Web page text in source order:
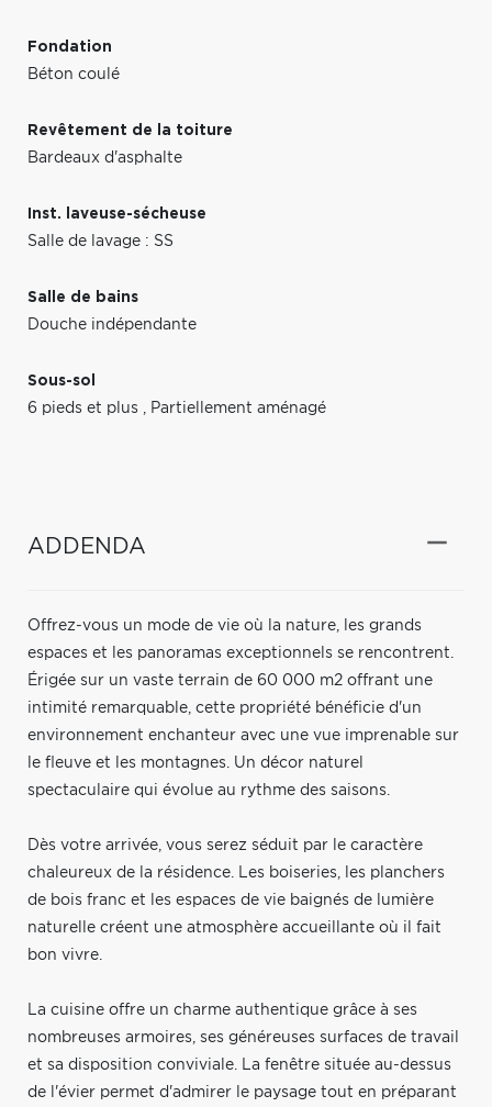
Fondation
Béton coulé
Revêtement de la toiture
Bardeaux d'asphalte
Inst. laveuse-sécheuse
Salle de lavage : SS
Salle de bains
Douche indépendante
Sous-sol
6 pieds et plus , Partiellement aménagé
ADDENDA
Offrez-vous un mode de vie où la nature, les grands
espaces et les panoramas exceptionnels se rencontrent.
Érigée sur un vaste terrain de 60 000 m2 offrant une
intimité remarquable, cette propriété bénéficie d'un
environnement enchanteur avec une vue imprenable sur
le fleuve et les montagnes. Un décor naturel
spectaculaire qui évolue au rythme des saisons.
Dès votre arrivée, vous serez séduit par le caractère
chaleureux de la résidence. Les boiseries, les planchers
de bois franc et les espaces de vie baignés de lumière
naturelle créent une atmosphère accueillante où il fait
bon vivre.
La cuisine offre un charme authentique grâce à ses
nombreuses armoires, ses généreuses surfaces de travail
et sa disposition conviviale. La fenêtre située au-dessus
de l'évier permet d'admirer le paysage tout en préparant